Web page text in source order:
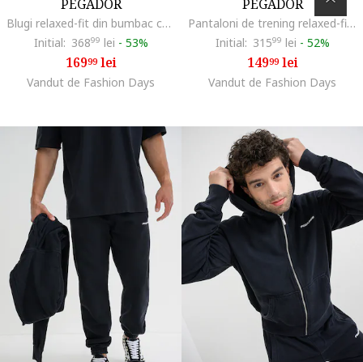
PEGADOR
Blugi relaxed-fit din bumbac cu talie medie, Gri deschis
Initial: 36899 lei - 53%
16999lei
Vandut de Fashion Days
PEGADOR
Pantaloni de trening relaxed-fit cu buzunare laterale, Negru
Initial: 31599 lei - 52%
14999lei
Vandut de Fashion Days